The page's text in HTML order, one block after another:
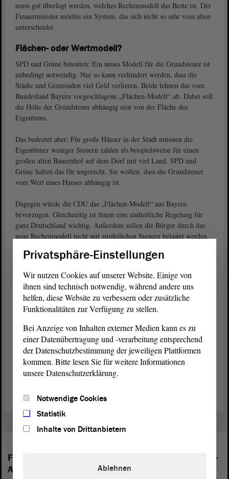
muss gut überlegt werden, welches Rechenmodell das Beste ist. Der
Finanzminister möchte ein System, das sich nicht so sehr vom alten
unterscheidet.
Flächen- oder Wertmodell?
SPD und Grüne betonten: Ein neues Modell für die Grundsteuer ist
unbedingt notwendig. Nur so kann verhindert werden, dass die
Städte und Gemeinden viel Geld verlieren. Beide lehnen das vom
Bundesland Bayern vorgeschlagene „Flächen-Modell“ ab. Dabei soll
die Höhe der Grundsteuer abhängig sein von der Fläche des
Eigentums.
Das bedeutet aber: Für große Häuser in der Stadt müssten die
Eigentümer weniger Steuern zahlen als beispielsweise für einen
großen alten Bauernhof auf dem Dorf mit viel Land. SPD und
Grüne halten das für ungerecht. Sie wollen, dass die Grundsteuer
vom Wert eines Hauses abhängig ist.
Dagegen würde die CDU das „Flächen-Modell“ aus Bayern
bevorzugen. Gleichzeitig ist ihnen eine einheitliche Regelung für
ganz Deutschland wichtig. Außerdem sollen die Bürger durch das
neue Rechenmodell nicht mit zusätzlichen Steuern belastet werden.
Berechnungen für Grundsteuer aufwendig
Die AfD-Fraktionschlägt vor, die Grundsteuer komplett
abzuschaffen. Sie erklären: Die Einnahmen aus der Grundsteuer
machen nur 1,2 Prozent der gesamten Steuern in Deutschland aus.
Außerdem ist es sehr aufwändig, den Wert jedes Grundstückes neu
zu ermitteln. Daher ist es vielleicht besser, den Städten einfach über
andere Wege mehr Gelder zu geben, meint die AfD.
Am Ende derDebattehaben die Abgeordneten keine Beschlüsse
gefasst.
(Dies ist ein Angebot in Einfacher Sprache.)
Folgende Fraktionen sind im Landtag von Sachsen-
Anhalt vertreten:
Privatsphäre-Einstellungen
Wir nutzen Cookies auf unserer Website. Einige von
ihnen sind technisch notwendig, während andere uns
helfen, diese Website zu verbessern oder zusätzliche
Funktionalitäten zur Verfügung zu stellen.
Bei Anzeige von Inhalten externer Medien kann es zu
einer Datenübertragung und -verarbeitung entsprechend
der Datenschutzbestimmung der jeweiligen Plattformen
kommen. Bitte lesen Sie für weitere Informationen
unsere Datenschutzerklärung.
Notwendige Cookies
Statistik
Inhalte von Drittanbietern
Ablehnen